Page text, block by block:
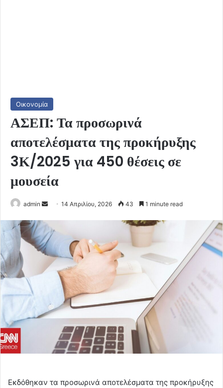
Οικονομία
ΑΣΕΠ: Τα προσωρινά
αποτελέσματα της προκήρυξης
3Κ/2025 για 450 θέσεις σε
μουσεία
admin
Send
email
14 Απριλίου, 2026 43 1 minute read
Εκδόθηκαν τα προσωρινά αποτελέσματα της προκήρυξης